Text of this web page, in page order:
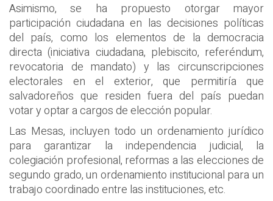
Asimismo, se ha propuesto otorgar mayor
participación ciudadana en las decisiones políticas
del país, como los elementos de la democracia
directa (iniciativa ciudadana, plebiscito, referéndum,
revocatoria de mandato) y las circunscripciones
electorales en el exterior, que permitiría que
salvadoreños que residen fuera del país puedan
votar y optar a cargos de elección popular.
Las Mesas, incluyen todo un ordenamiento jurídico
para garantizar la independencia judicial, la
colegiación profesional, reformas a las elecciones de
segundo grado, un ordenamiento institucional para un
trabajo coordinado entre las instituciones, etc.